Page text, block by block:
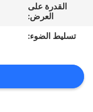
المعمل
مراقبة
اتصل
القدرة على
العرض:
تسليط الضوء: